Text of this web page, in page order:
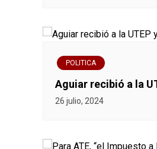
e
e
n
t
r
POLITICA
Aguiar recibió a la
26 julio, 2024